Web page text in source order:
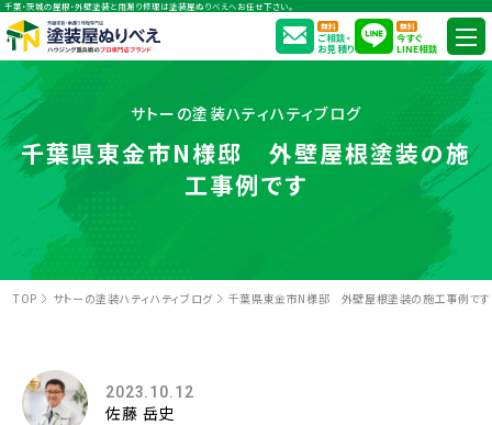
千葉・茨城の屋根・外壁塗装と雨漏り修理は塗装屋ぬりべえへお任せ下さい。
無料
ご相談・
お見積り
無料
今すぐ
LINE相談
サトーの塗装ハティハティブログ
千葉県東金市N様邸 外壁屋根塗装の施
工事例です
TOP サトーの塗装ハティハティブログ 千葉県東金市N様邸 外壁屋根塗装の施工事例です
2023.10.12
佐藤 岳史